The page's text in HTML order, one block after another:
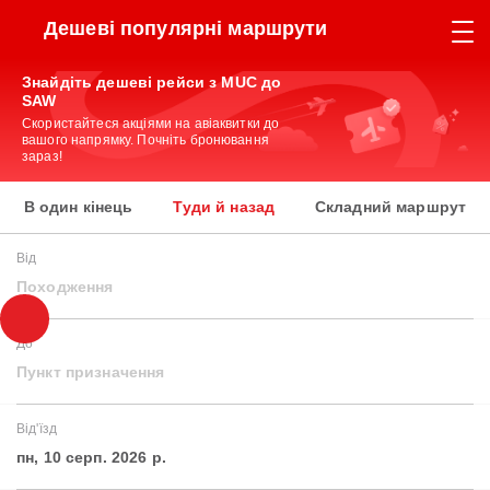
Дешеві популярні маршрути
Знайдіть дешеві рейси з MUC до
SAW
Скористайтеся акціями на авіаквитки до
вашого напрямку. Почніть бронювання
зараз!
В один кінець Туди й назад Складний маршрут
Від
Походження
До
Пункт призначення
Від'їзд
пн, 10 серп. 2026 р.